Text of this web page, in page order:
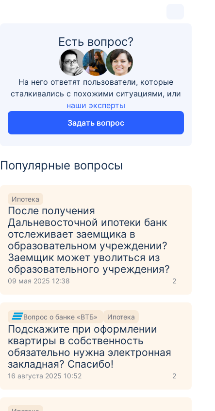
Есть вопрос?
На него ответят пользователи, которые
сталкивались с похожими ситуациями, или
наши эксперты
Задать вопрос
Популярные вопросы
Ипотека
После получения
Дальневосточной ипотеки банк
отслеживает заемщика в
образовательном учреждении?
Заемщик может уволиться из
образовательного учреждения?
09 мая 2025 12:38 2
Вопрос о банке «ВТБ» Ипотека
Подскажите при оформлении
квартиры в собственность
обязательно нужна электронная
закладная? Спасибо!
16 августа 2025 10:52 2